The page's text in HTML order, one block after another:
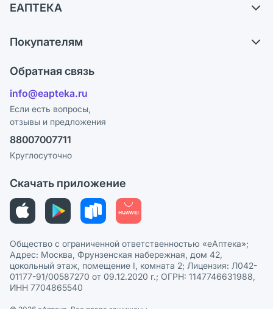
Самовывоз из аптек
Ответы на вопросы
Блог
ЕАПТЕКА
Карьера
Поставщики
Лицензия
Реклама на сайте
Ваши товары на ЕАПТЕКЕ
Покупателям
Программа СберСпасибо
Политика конфиденциальности
Пользовательское соглашение
Политика рекомендаций
Этика и соответствие
Политика в отношении обработки персональных данных
Обратная связь
info@eapteka.ru
Если есть вопросы,
отзывы и предложения
88007007711
Круглосуточно
Скачать приложение
Общество с ограниченной ответственностью «еАптека»;
Адрес: Москва, Фрунзенская набережная, дом 42,
цокольный этаж, помещение I, комната 2; Лицензия: Л042-
01177-91/00587270 от 09.12.2020 г.; ОГРН: 1147746631988,
ИНН 7704865540